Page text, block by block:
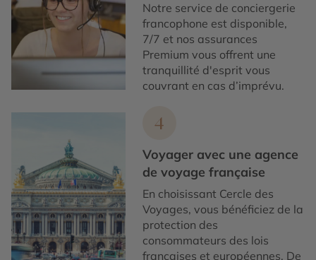
Notre service de conciergerie
francophone est disponible,
7/7 et nos assurances
Premium vous offrent une
tranquillité d'esprit vous
couvrant en cas d’imprévu.
4
Voyager avec une agence
de voyage française
En choisissant Cercle des
Voyages, vous bénéficiez de la
protection des
consommateurs des lois
françaises et européennes. De